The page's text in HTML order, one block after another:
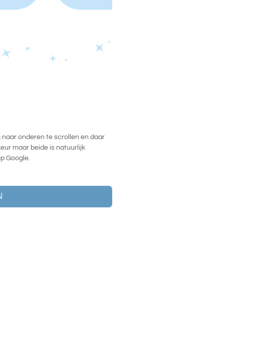
naar onderen te scrollen en daar
maar beide is natuurlijk
Google.